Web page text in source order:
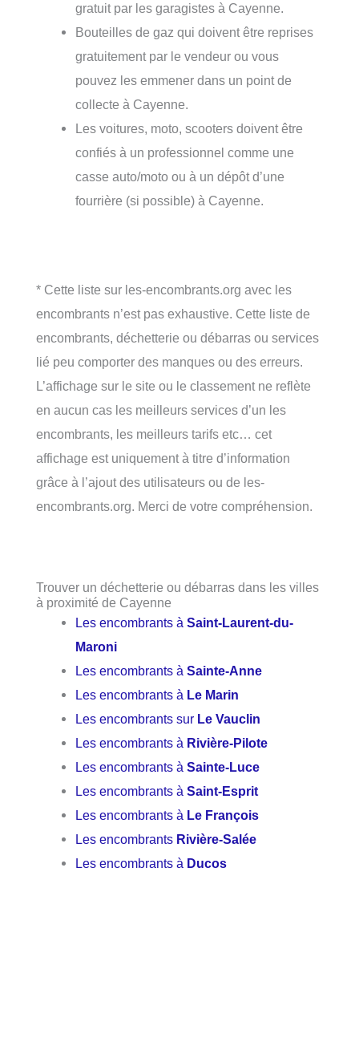
gratuit par les garagistes à Cayenne.
Bouteilles de gaz qui doivent être reprises
gratuitement par le vendeur ou vous
pouvez les emmener dans un point de
collecte à Cayenne.
Les voitures, moto, scooters doivent être
confiés à un professionnel comme une
casse auto/moto ou à un dépôt d’une
fourrière (si possible) à Cayenne.
* Cette liste sur les-encombrants.org avec les
encombrants n’est pas exhaustive. Cette liste de
encombrants, déchetterie ou débarras ou services
lié peu comporter des manques ou des erreurs.
L’affichage sur le site ou le classement ne reflète
en aucun cas les meilleurs services d’un les
encombrants, les meilleurs tarifs etc… cet
affichage est uniquement à titre d’information
grâce à l’ajout des utilisateurs ou de les-
encombrants.org. Merci de votre compréhension.
Trouver un déchetterie ou débarras dans les villes
à proximité de Cayenne
Les encombrants àSaint-Laurent-du-
Maroni
Les encombrants àSainte-Anne
Les encombrants à Le Marin
Les encombrants sur Le Vauclin
Les encombrants à Rivière-Pilote
Les encombrants àSainte-Luce
Les encombrants àSaint-Esprit
Les encombrants à Le François
Les encombrants Rivière-Salée
Les encombrants à Ducos